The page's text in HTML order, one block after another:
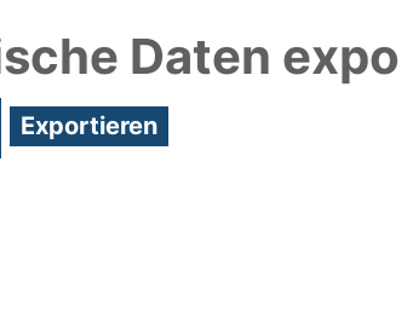
Daten